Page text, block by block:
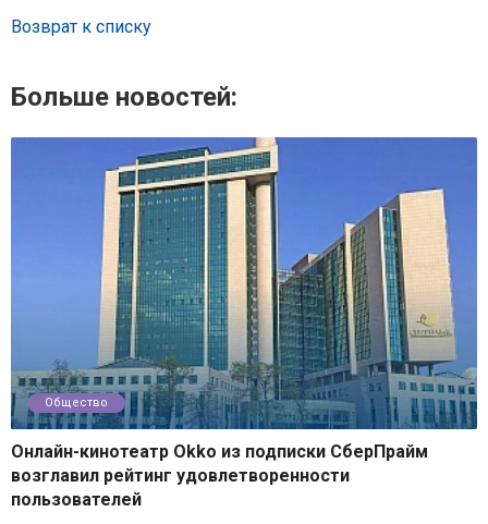
Возврат к списку
Больше новостей:
Общество
Онлайн-кинотеатр Okko из подписки СберПрайм
возглавил рейтинг удовлетворенности
пользователей